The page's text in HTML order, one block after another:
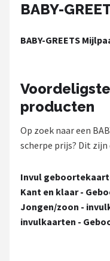
Little Dutch
Happy Horse
FRIGG
Meyco
Done by Deer
Funnies.
BABY-
BABY-GREETS
Voordeligste
producten
Op zoek naar een
scherpe prijs? Dit
Invul
Kant en klaar -
Jongen/zoon -
invulkaarten -